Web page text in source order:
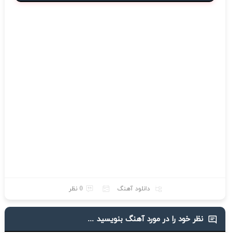
دانلود آهنگ 0 نظر
نظر خود را در مورد آهنگ بنویسید ...